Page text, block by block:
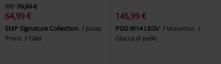
RRP79,99 €
64,99 €
EMP Signature Collection
Judas
Priest
Gilet
145,99 €
PGG W14 LEGV
Mauritius
Giacca di pelle